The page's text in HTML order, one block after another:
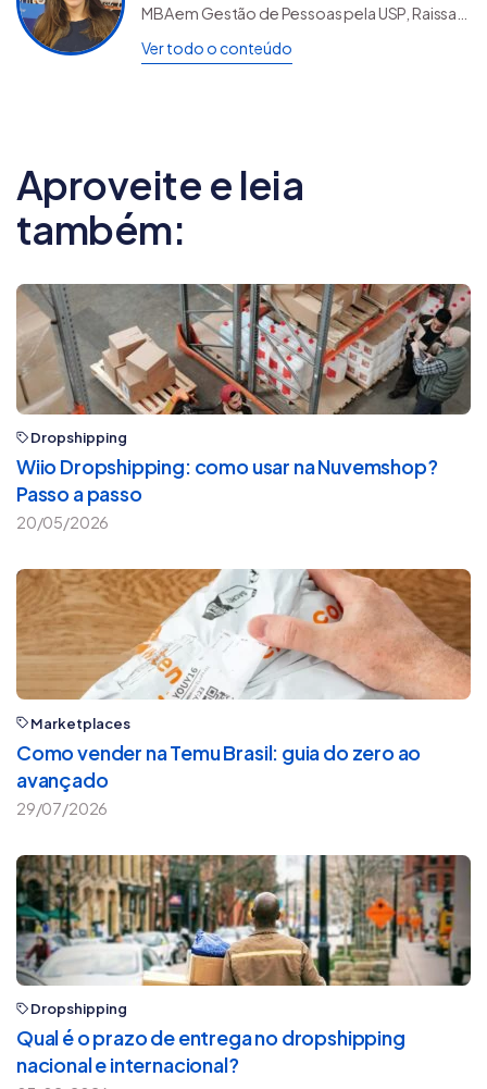
MBA em Gestão de Pessoas pela USP, Raissa
Lisboa é Gerente de Suporte e Experiência
do Consumidor na Nuvemshop, onde lidera
empreendedores de todos os tamanhos a
oportunidade de encantar e reter clientes.
Ver todo o conteúdo
Aproveite e leia
também:
Dropshipping
Wiio Dropshipping: como usar na Nuvemshop?
Passo a passo
20/05/2026
Marketplaces
Como vender na Temu Brasil: guia do zero ao
avançado
29/07/2026
Dropshipping
Qual é o prazo de entrega no dropshipping
nacional e internacional?